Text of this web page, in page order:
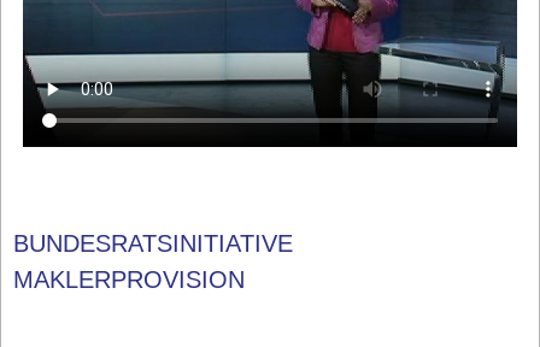
BUNDESRATSINITIATIVE
MAKLERPROVISION